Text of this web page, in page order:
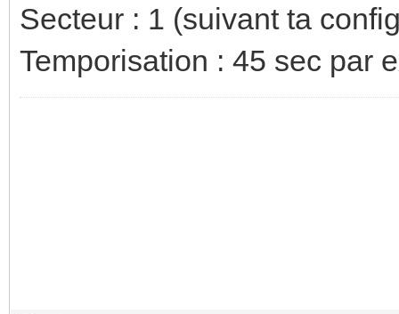
Secteur : 1 (suivant ta
Temporisation : 45 sec par